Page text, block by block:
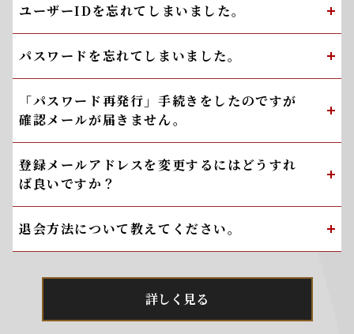
ユーザーIDを忘れてしまいました。
パスワードを忘れてしまいました。
「パスワード再発行」手続きをしたのですが
確認メールが届きません。
登録メールアドレスを変更するにはどうすれ
ば良いですか？
退会方法について教えてください。
詳しく見る